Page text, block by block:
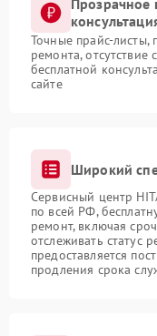
Прозрачное
Точные прайс-листы,
ремонта,
бесплатной
сайте
Широкий
Сервисный центр
по всей РФ,
ремонт, включая
отслеживать статус
предоставляется
продления срока